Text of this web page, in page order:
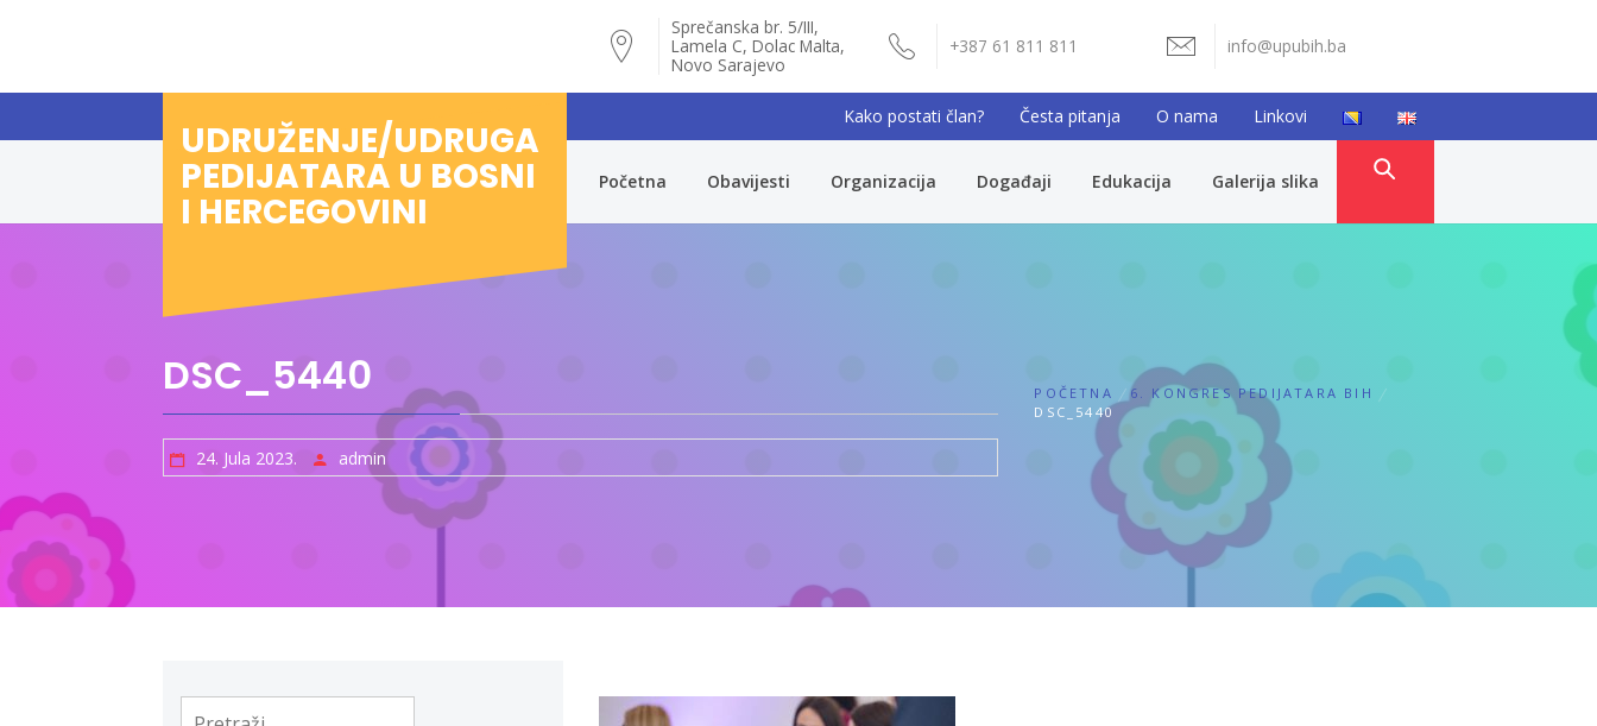
Sprečanska br. 5/III,
Lamela C, Dolac Malta,
Novo Sarajevo
+387 61 811 811 info@upubih.ba
Kako postati član? Česta pitanja O nama Linkovi
UDRUŽENJE/UDRUGA
PEDIJATARA U BOSNI
I HERCEGOVINI
Početna Obavijesti Organizacija Događaji Edukacija Galerija slika
DSC_5440
24. Jula 2023. admin
POČETNA
6. KONGRES PEDIJATARA BIH
DSC_5440
Pretraga: